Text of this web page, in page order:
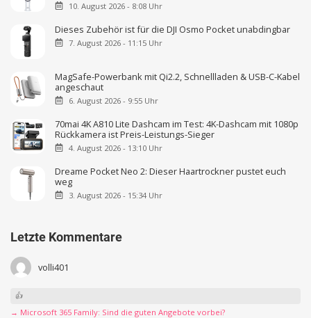
10. August 2026 - 8:08 Uhr
Dieses Zubehör ist für die DJI Osmo Pocket unabdingbar
7. August 2026 - 11:15 Uhr
MagSafe-Powerbank mit Qi2.2, Schnellladen & USB-C-Kabel
angeschaut
6. August 2026 - 9:55 Uhr
70mai 4K A810 Lite Dashcam im Test: 4K-Dashcam mit 1080p
Rückkamera ist Preis-Leistungs-Sieger
4. August 2026 - 13:10 Uhr
Dreame Pocket Neo 2: Dieser Haartrockner pustet euch
weg
3. August 2026 - 15:34 Uhr
Letzte Kommentare
volli401
👍
→ Microsoft 365 Family: Sind die guten Angebote vorbei?